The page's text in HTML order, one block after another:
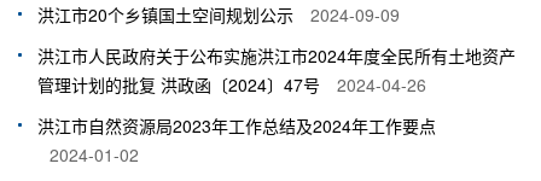
洪江市20个乡镇国土空间规划公示
2024-09-09
洪江市人民政府关于公布实施洪江市2024年度全民所有土地资产
管理计划的批复 洪政函〔2024〕47号
2024-04-26
洪江市自然资源局2023年工作总结及2024年工作要点
2024-01-02